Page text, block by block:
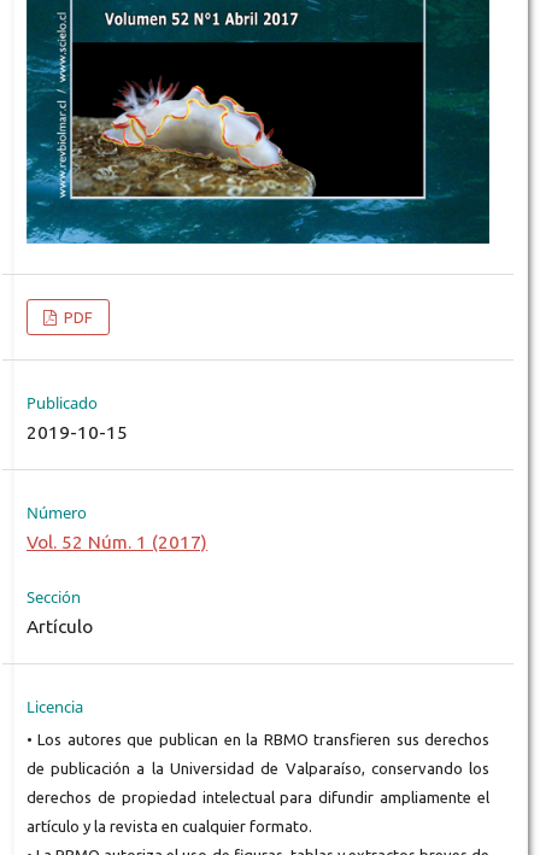
PDF
Publicado
2019-10-15
Número
Vol. 52 Núm. 1 (2017)
Sección
Artículo
Licencia
• Los autores que publican en la RBMO transfieren sus derechos
de publicación a la Universidad de Valparaíso, conservando los
derechos de propiedad intelectual para difundir ampliamente el
artículo y la revista en cualquier formato.